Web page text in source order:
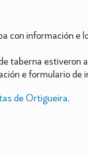
con información e
taberna estiveron
e formulario de
de Ortigueira.